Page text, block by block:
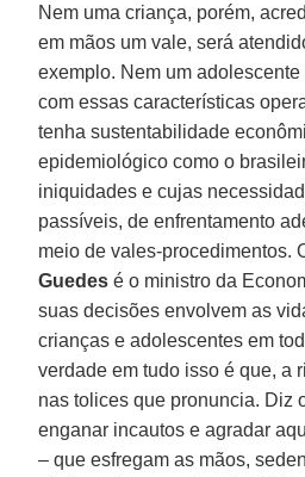
Nem uma criança, porém,
em mãos um vale, será
exemplo. Nem um
com essas características
tenha sustentabilidade
epidemiológico como o
iniquidades e cujas
passíveis, de enfrentamento
meio de vales-procedimentos.
Guedes é o ministro da
suas decisões envolvem as
crianças e adolescentes em
verdade em tudo isso é que, a
nas tolices que pronuncia. Diz
enganar incautos e agradar
– que esfregam as mãos,